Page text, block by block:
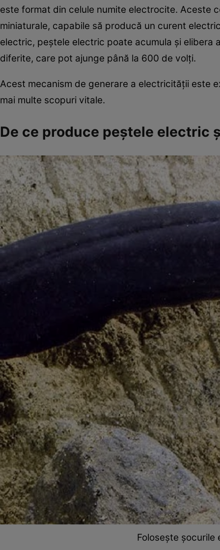
este format din celule numite electrocite. Aceste
miniaturale, capabile să producă un curent
electric, peștele electric poate acumula și
diferite, care pot ajunge până la 600 de volți.
Acest mecanism de generare a electricității este
mai multe scopuri vitale.
De ce produce peștele electric
Folosește șocurile